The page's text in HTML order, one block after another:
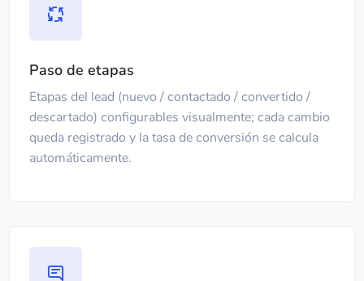
Paso de etapas
Etapas del lead (nuevo / contactado / convertido /
descartado) configurables visualmente; cada cambio
queda registrado y la tasa de conversión se calcula
automáticamente.